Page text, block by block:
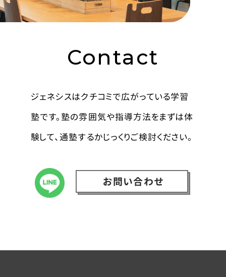
Contact
ジェネシスはクチコミで広がっている学習
塾です。塾の雰囲気や指導方法をまずは体
験して、通塾するかじっくりご検討ください。
お問い合わせ